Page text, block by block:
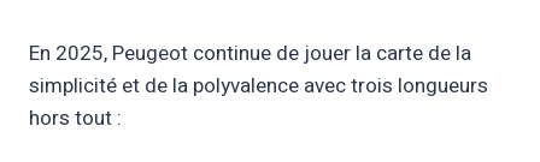
En 2025, Peugeot continue de jouer la carte de la
simplicité et de la polyvalence avec trois longueurs
hors tout :